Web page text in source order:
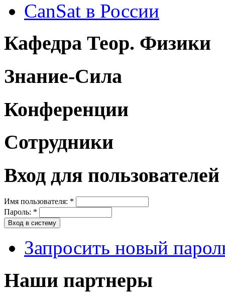
CanSat в России
Кафедра Теор. Физики
Знание-Сила
Конференции
Сотрудники
Вход для пользователей
Имя пользователя: *
Пароль: *
Запросить новый
Наши партнеры